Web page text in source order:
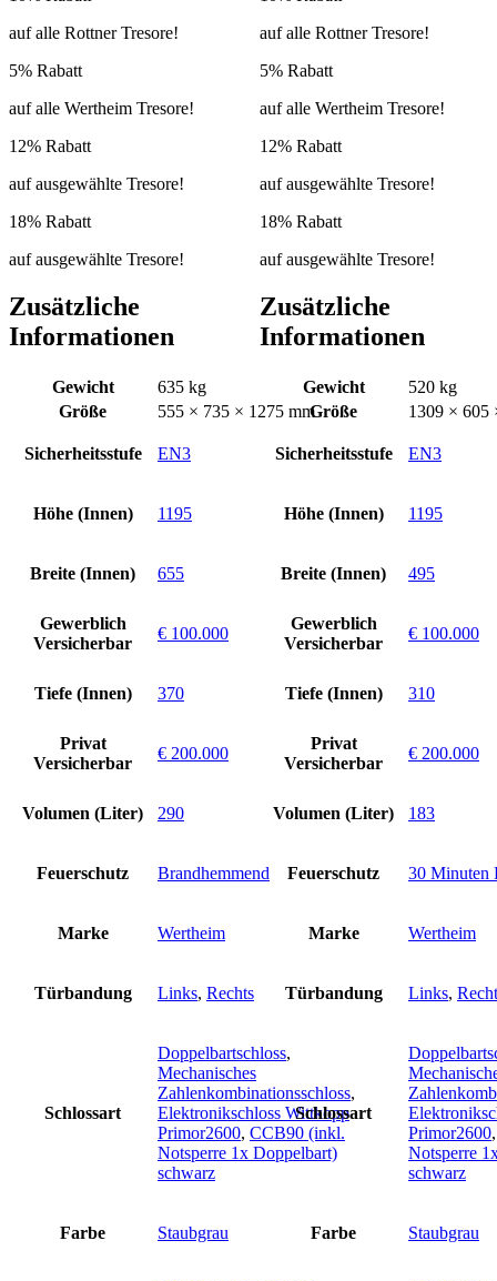
auf alle Rottner Tresore!
5% Rabatt
auf alle Wertheim Tresore!
12% Rabatt
auf ausgewählte Tresore!
18% Rabatt
auf ausgewählte Tresore!
Zusätzliche
Informationen
Gewicht
635 kg
Größe
555 × 735 × 1275 mm
Sicherheitsstufe EN3
Höhe (Innen) 1195
Breite (Innen) 655
Gewerblich
Versicherbar
€ 100.000
Tiefe (Innen) 370
Privat
Versicherbar
€ 200.000
Volumen (Liter) 290
Feuerschutz Brandhemmend
Marke Wertheim
Türbandung Links, Rechts
Schlossart
Doppelbartschloss,
Mechanisches
Zahlenkombinationsschloss,
Elektronikschloss Wittkopp
Primor2600, CCB90 (inkl.
Notsperre 1x Doppelbart)
schwarz
Farbe Staubgrau
auf alle Rottner Tresore!
5% Rabatt
auf alle Wertheim Tresore!
12% Rabatt
auf ausgewählte Tresore!
18% Rabatt
auf ausgewählte Tresore!
Zusätzliche
Informationen
Gewicht
520 kg
Größe
1309 × 605
Sicherheitsstufe EN3
Höhe (Innen) 1195
Breite (Innen) 495
Gewerblich
Versicherbar
€ 100.000
Tiefe (Innen) 310
Privat
Versicherbar
€ 200.000
Volumen (Liter) 183
Feuerschutz 30 Minuten
Marke Wertheim
Türbandung Links,
Schlossart
Primor2600
Notsperre
schwarz
Farbe Staubgrau